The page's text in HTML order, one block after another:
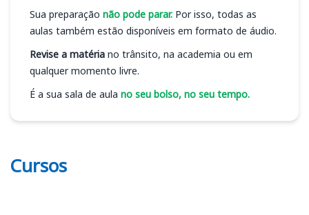
Sua preparação não pode parar. Por isso, todas as
aulas também estão disponíveis em formato de áudio.
Revise a matéria no trânsito, na academia ou em
qualquer momento livre.
É a sua sala de aula no seu bolso, no seu tempo.
Cursos